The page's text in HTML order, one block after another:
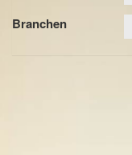
Branchen